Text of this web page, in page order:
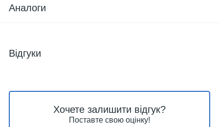
Аналоги
Відгуки
Хочете залишити відгук?
Поставте свою оцінку!